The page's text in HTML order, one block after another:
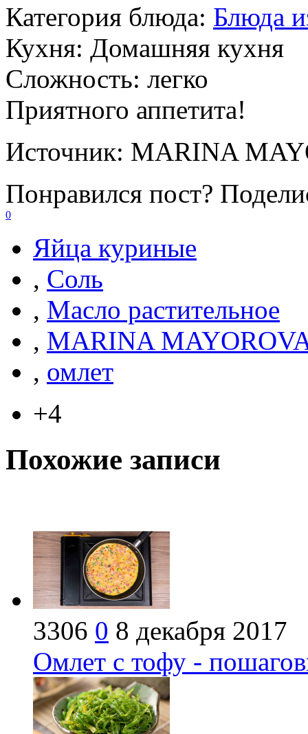
Категория блюда: Блюда
Кухня: Домашняя кухня
Сложность: легко
Приятного аппетита!
Источник: MARINA
Понравился пост?
0
Яйца куриные
, Соль
, Масло растительное
, MARINA
, омлет
+4
Похожие записи
3306 0 8 декабря 2017
Омлет с тофу -